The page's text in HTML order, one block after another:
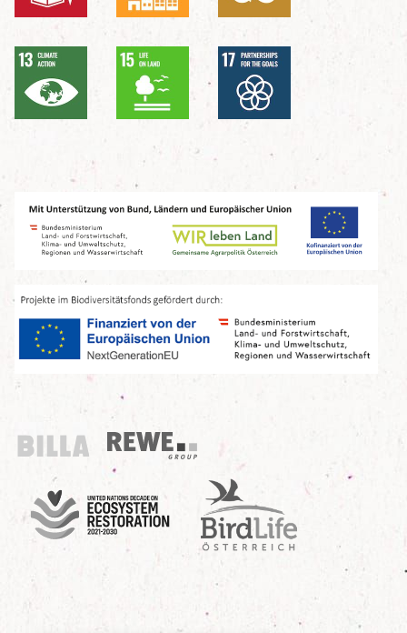
Billa
REWE Group
UN Decade
Birdlife